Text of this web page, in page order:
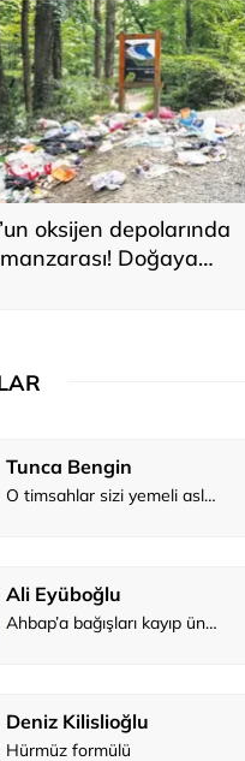
oksijen depolarında
Doğaya
Tunca Bengin
O timsahlar sizi yemeli aslında!...
Ali Eyüboğlu
Ahbap’a bağışları kayıp ünlüler var
Deniz Kilislioğlu
Hürmüz formülü